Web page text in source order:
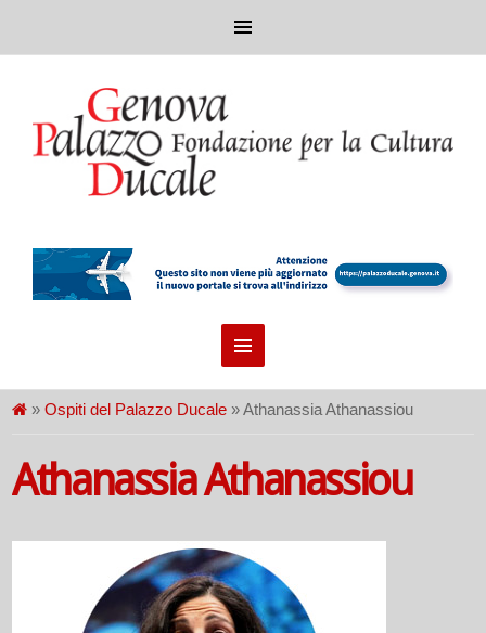
»Ospiti del Palazzo Ducale » Athanassia Athanassiou
Athanassia Athanassiou